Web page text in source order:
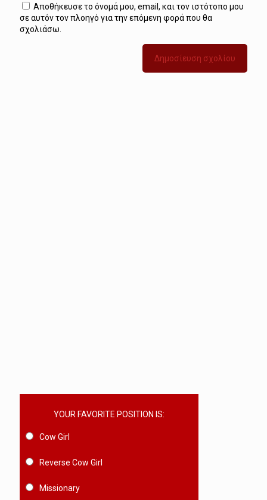
Αποθήκευσε το όνομά μου, email, και τον ιστότοπο μου
σε αυτόν τον πλοηγό για την επόμενη φορά που θα
σχολιάσω.
YOUR FAVORITE POSITION IS:
Cow Girl
Reverse Cow Girl
Missionary